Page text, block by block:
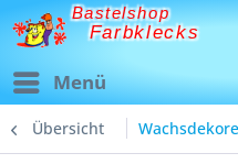
Bastelshop
Farbklecks
Menü
Übersicht Wachsdekore